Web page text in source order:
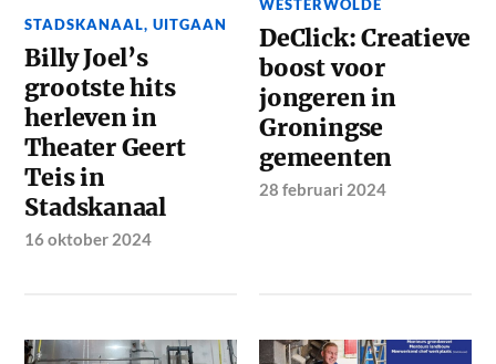
STADSKANAAL,UITGAAN
Billy Joel’s
grootste hits
herleven in
Theater Geert
Teis in
Stadskanaal
16 oktober 2024
WESTERWOLDE
DeClick: Creatieve
boost voor
jongeren in
Groningse
gemeenten
28 februari 2024